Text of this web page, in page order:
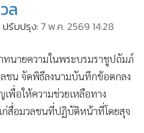
ล
ปรับปรุง:7 พ.ค. 2569 14:28
นายความในพระบรมราชูปถัมภ์
ชน จัดพิธีลงนามบันทึกข้อตกลง
พื่อให้ความช่วยเหลือทาง
ก่สื่อมวลชนที่ปฏิบัติหน้าที่โดยสุจ